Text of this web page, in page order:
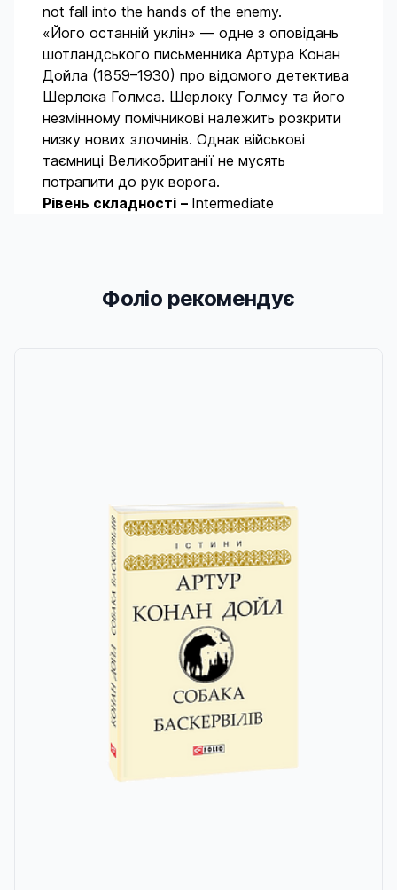
not fall into the hands of the enemy.
«Його останній уклін» — одне з оповідань
шотландського письменника Артура Конан
Дойла (1859–1930) про відомого детектива
Шерлока Голмса. Шерлоку Голмсу та його
незмінному помічникові належить розкрити
низку нових злочинів. Однак військові
таємниці Великобританії не мусять
потрапити до рук ворога.
Рівень складності – Intermediate
Фоліо рекомендує